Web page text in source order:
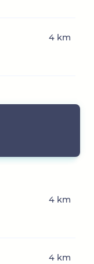
4 km
4 km
4 km